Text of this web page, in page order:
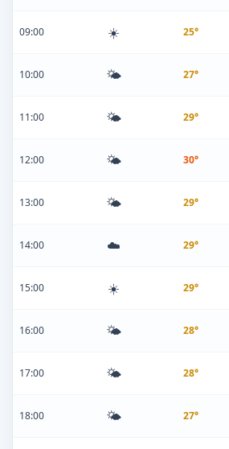
09:00 ☀️ 25°
10:00 🌤️ 27°
11:00 🌤️ 29°
12:00 🌤️ 30°
13:00 🌤️ 29°
14:00 ☁️ 29°
15:00 ☀️ 29°
16:00 🌤️ 28°
17:00 🌤️ 28°
18:00 🌤️ 27°